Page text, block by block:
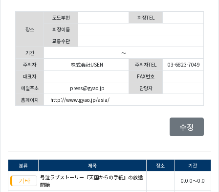
장소
도도부현
회장TEL
회장이름
교통수단
기간
～
주최자
株式会社USEN 주최자TEL
03-6823-7049
대표자
FAX번호
메일주소
press@gyao.jp
담당자
홈페이지
http://www.gyao.jp/asia/
수정
분류 제목 장소
기간
号泣ラブストーリー『天国からの手紙』の放送
開始
0.0.0～0.0